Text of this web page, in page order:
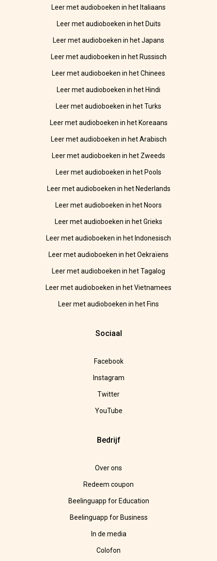
Leer met audioboeken in het Italiaans
Leer met audioboeken in het Duits
Leer met audioboeken in het Japans
Leer met audioboeken in het Russisch
Leer met audioboeken in het Chinees
Leer met audioboeken in het Hindi
Leer met audioboeken in het Turks
Leer met audioboeken in het Koreaans
Leer met audioboeken in het Arabisch
Leer met audioboeken in het Zweeds
Leer met audioboeken in het Pools
Leer met audioboeken in het Nederlands
Leer met audioboeken in het Noors
Leer met audioboeken in het Grieks
Leer met audioboeken in het Indonesisch
Leer met audioboeken in het Oekraïens
Leer met audioboeken in het Tagalog
Leer met audioboeken in het Vietnamees
Leer met audioboeken in het Fins
Sociaal
Facebook
Instagram
Twitter
YouTube
Bedrijf
Over ons
Redeem coupon
Beelinguapp for Education
Beelinguapp for Business
In de media
Colofon